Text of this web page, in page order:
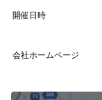
開催日時
会社ホームページ